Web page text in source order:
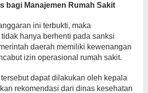
bagi Manajemen Rumah Sakit
ini terbukti, maka
hanya berhenti pada sanksi
daerah memiliki kewenangan
izin operasional rumah sakit.
dapat dilakukan oleh kepala
rekomendasi dari dinas kesehatan